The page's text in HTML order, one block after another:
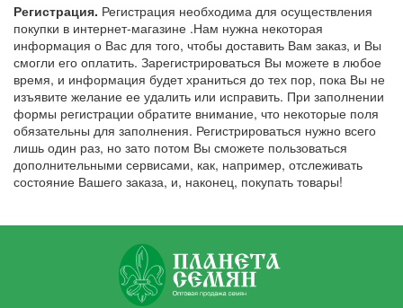
Регистрация. Регистрация необходима для осуществления
покупки в интернет-магазине .Нам нужна некоторая
информация о Вас для того, чтобы доставить Вам заказ, и Вы
смогли его оплатить. Зарегистрироваться Вы можете в любое
время, и информация будет храниться до тех пор, пока Вы не
изъявите желание ее удалить или исправить. При заполнении
формы регистрации обратите внимание, что некоторые поля
обязательны для заполнения. Регистрироваться нужно всего
лишь один раз, но зато потом Вы сможете пользоваться
дополнительными сервисами, как, например, отслеживать
состояние Вашего заказа, и, наконец, покупать товары!